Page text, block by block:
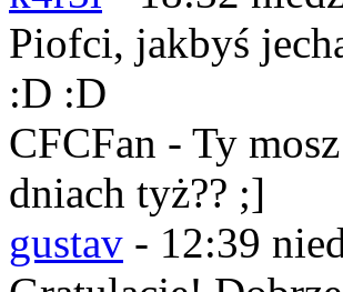
Piofci, jakbyś
:D :D
CFCFan - Ty
dniach tyż?? ;]
gustav - 12:39